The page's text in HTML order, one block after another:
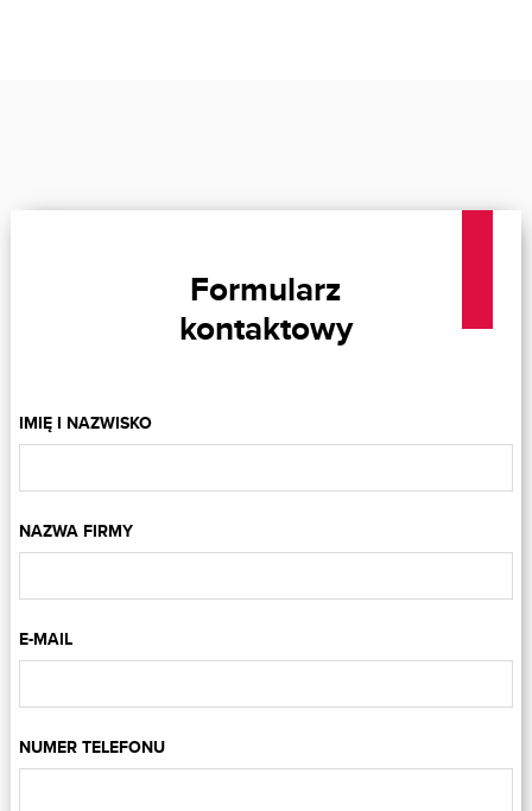
Formularz
kontaktowy
IMIĘ I NAZWISKO
NAZWA FIRMY
E-MAIL
NUMER TELEFONU